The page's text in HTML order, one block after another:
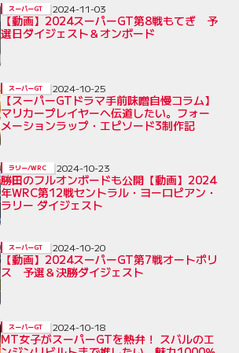
【動画】2024スーパーGT第8戦もてぎ 予
選日ダイジェスト＆オンボード
スーパーGT 2024-11-03
【スーパーGTドラマ手前味噌自慢コラム】
マリカープレイヤーへ伝道したい。フォー
メーションラップ・エピソード3制作記
スーパーGT 2024-10-25
勝田のフルオンボードも公開【動画】2024
年WRC第12戦セントラル・ヨーロピアン・
ラリー ダイジェスト
ラリー/WRC 2024-10-23
【動画】2024スーパーGT第7戦オートポリ
ス 予選＆決勝ダイジェスト
スーパーGT 2024-10-20
MT女子がスーパーGTを熱弁！ スバルのエ
スーパーGT 2024-10-18